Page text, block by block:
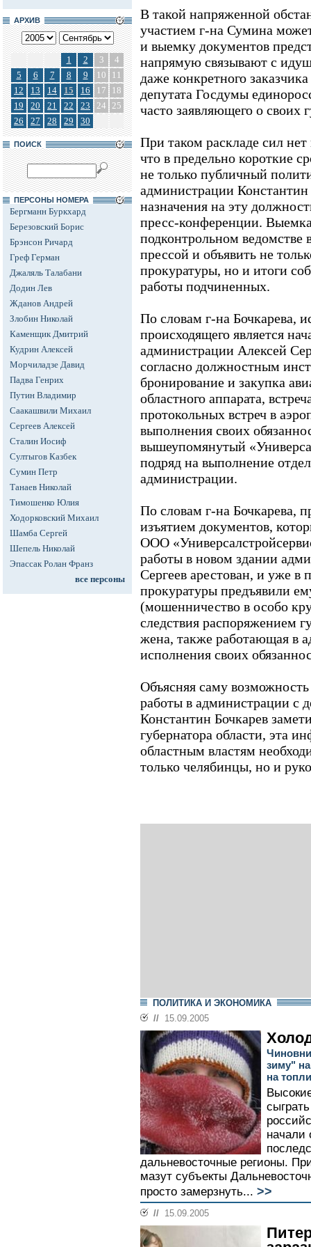
АРХИВ
1 2 3
4
5
6 7 8 9 10
11
12
13 14 15 16 17
18
19
20 21 22 23 24 25
26
27 28 29 30
ПОИСК
ПЕРСОНЫ НОМЕРА
Бергманн Буркхард
Березовский Борис
Брэнсон Ричард
Греф Герман
Джаляль Талабани
Додин Лев
Жданов Андрей
Злобин Николай
Каменщик Дмитрий
Кудрин Алексей
Морчиладзе Давид
Падва Генрих
Путин Владимир
Саакашвили Михаил
Сергеев Алексей
Сталин Иосиф
Султыгов Казбек
Сумин Петр
Танаев Николай
Тимошенко Юлия
Ходорковский Михаил
Шамба Сергей
Шепель Николай
Эпассак Ролан Франз
все персоны
В такой напряженной
участием г-на Сумина
и выемку документов
напрямую связывают с
даже конкретного
депутата Госдумы
часто заявляющего о своих
При таком раскладе сил
что в предельно короткие
не только публичный
администрации
назначения на эту
пресс-конференции.
подконтрольном ведомстве
прессой и объявить не
прокуратуры, но и итоги
работы подчиненных.
По словам г-на Бочкарева,
происходящего является
администрации Алексей
согласно должностным
бронирование и закупка
областного аппарата,
протокольных встреч в
выполнения своих
вышеупомянутый
подряд на выполнение
администрации.
По словам г-на Бочкарева,
изъятием документов,
ООО
работы в новом здании
Сергеев арестован, и уже в
прокуратуры предъявили
(мошенничество в особо
следствия распоряжением
жена, также работающая в
исполнения своих
Объясняя саму
работы в администрации с
Константин Бочкарев
губернатора области, эта
областным властям
только челябинцы, но и
ПОЛИТИКА И ЭКОНОМИКА
// 15.09.2005
зиму"
на
начали
дальневосточные регионы.
мазут субъекты
просто замерзнуть... >>
// 15.09.2005